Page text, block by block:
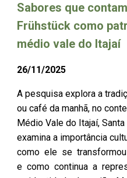
Sabores que
Frühstück como
médio vale do Itajaí
26/11/2025
A pesquisa explora a
ou café da manhã, no
Médio Vale do Itajaí,
examina a importância
como ele se
e como continua a